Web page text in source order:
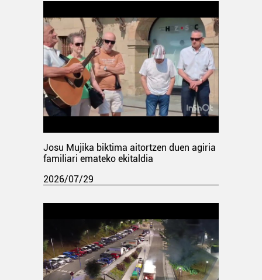
Josu Mujika biktima aitortzen duen agiria
familiari emateko ekitaldia
2026/07/29